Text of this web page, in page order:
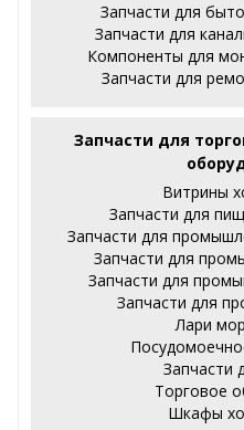
Запчасти для
Запчасти для
Компоненты для
Запчасти для
Запчасти для
Витрины
Запчасти для
Запчасти для
Запчасти для
Запчасти для
Запчасти для
Лари
Запчасти
Торговое
Шкафы